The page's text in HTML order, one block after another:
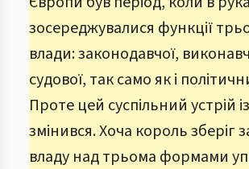
зосереджувалися функції
влади: законодавчої,
судової, так само як і
Проте цей суспільний устрій
змінився. Хоча король зберіг
владу над трьома формами